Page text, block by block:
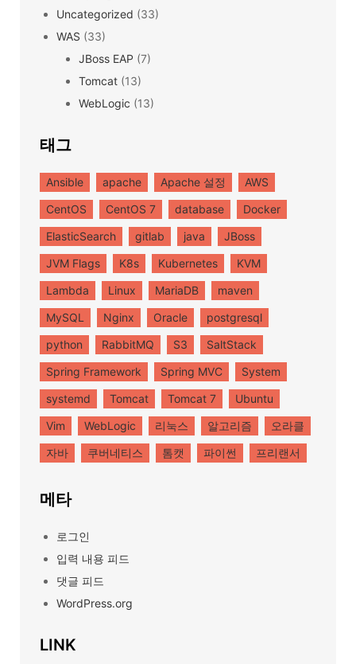
Uncategorized (33)
WAS (33)
JBoss EAP (7)
Tomcat (13)
WebLogic (13)
태그
Ansible apache Apache 설정
AWS
CentOS
CentOS 7 database
Docker
ElasticSearch
gitlab java
JBoss
JVM Flags
K8s Kubernetes
KVM
Lambda
Linux MariaDB
maven
MySQL
Nginx Oracle
postgresql
python
RabbitMQ S3
SaltStack
Spring Framework
Spring MVC
System
systemd
Tomcat Tomcat 7
Ubuntu
Vim
WebLogic 리눅스 알고리즘
오라클
자바
쿠버네티스 톰캣 파이썬 프리랜서
메타
로그인
입력 내용 피드
댓글 피드
WordPress.org
LINK